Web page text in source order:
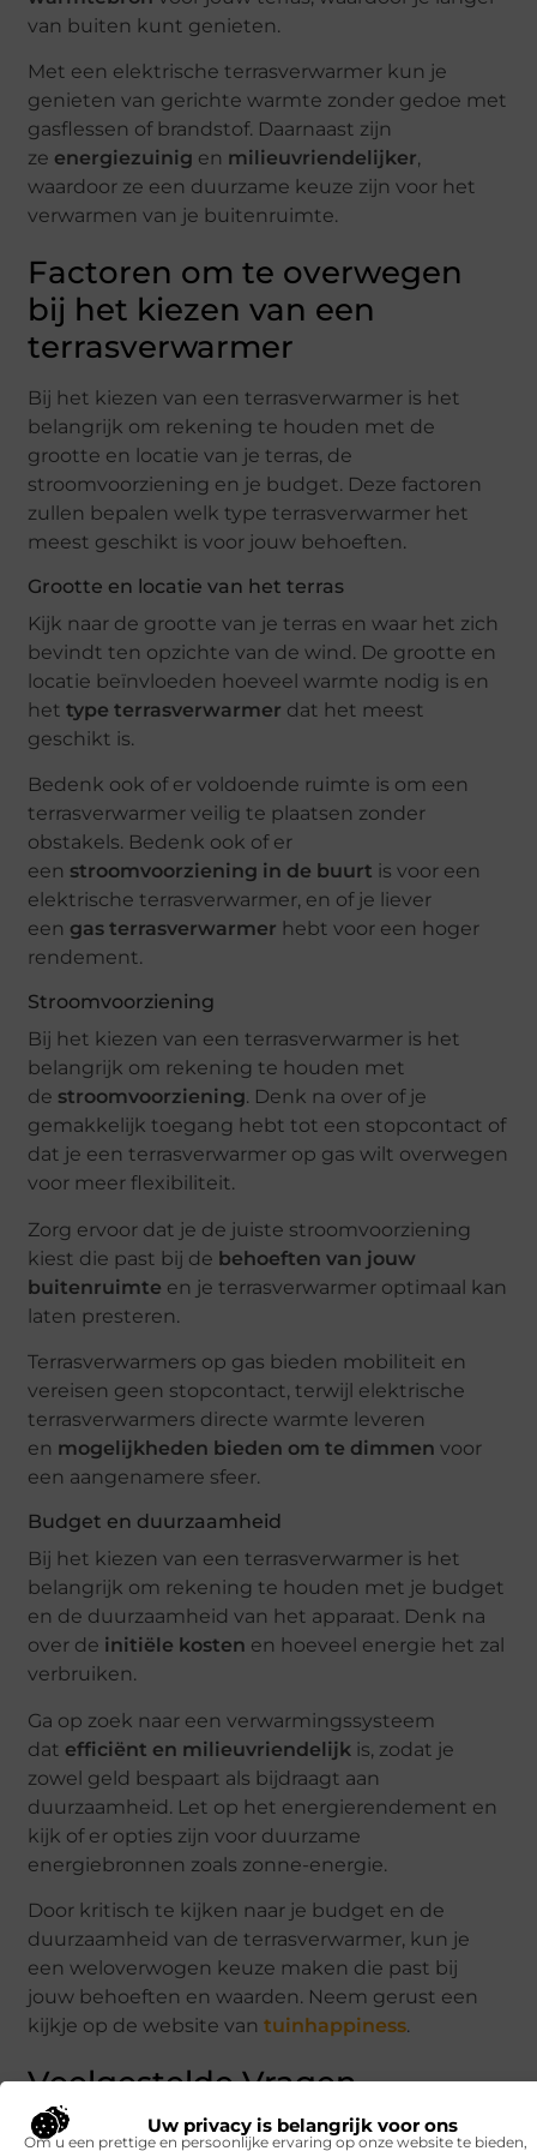
Uw privacy is belangrijk voor ons
Om u een prettige en persoonlijke ervaring op onze website te bieden,
van buiten kunt genieten.
Met een elektrische terrasverwarmer kun je
genieten van gerichte warmte zonder gedoe met
gasflessen of brandstof. Daarnaast zijn
ze energiezuinig en milieuvriendelijker,
waardoor ze een duurzame keuze zijn voor het
verwarmen van je buitenruimte.
Factoren om te overwegen
bij het kiezen van een
terrasverwarmer
Bij het kiezen van een terrasverwarmer is het
belangrijk om rekening te houden met de
grootte en locatie van je terras, de
stroomvoorziening en je budget. Deze factoren
zullen bepalen welk type terrasverwarmer het
meest geschikt is voor jouw behoeften.
Grootte en locatie van het terras
Kijk naar de grootte van je terras en waar het zich
bevindt ten opzichte van de wind. De grootte en
locatie beïnvloeden hoeveel warmte nodig is en
hettype terrasverwarmer dat het meest
geschikt is.
Bedenk ook of er voldoende ruimte is om een
terrasverwarmer veilig te plaatsen zonder
obstakels. Bedenk ook of er
een stroomvoorziening in de buurt is voor een
elektrische terrasverwarmer, en of je liever
een gas terrasverwarmer hebt voor een hoger
rendement.
Stroomvoorziening
Bij het kiezen van een terrasverwarmer is het
belangrijk om rekening te houden met
de stroomvoorziening. Denk na over of je
gemakkelijk toegang hebt tot een stopcontact of
dat je een terrasverwarmer op gas wilt overwegen
voor meer flexibiliteit.
Zorg ervoor dat je de juiste stroomvoorziening
kiest die past bij de behoeften van jouw
buitenruimte en je terrasverwarmer optimaal kan
laten presteren.
Terrasverwarmers op gas bieden mobiliteit en
vereisen geen stopcontact, terwijl elektrische
terrasverwarmers directe warmte leveren
en mogelijkheden bieden om te dimmen voor
een aangenamere sfeer.
Budget en duurzaamheid
Bij het kiezen van een terrasverwarmer is het
belangrijk om rekening te houden met je budget
en de duurzaamheid van het apparaat. Denk na
over de initiële kosten en hoeveel energie het zal
verbruiken.
Ga op zoek naar een verwarmingssysteem
dat efficiënt en milieuvriendelijk is, zodat je
zowel geld bespaart als bijdraagt aan
duurzaamheid. Let op het energierendement en
kijk of er opties zijn voor duurzame
energiebronnen zoals zonne-energie.
Door kritisch te kijken naar je budget en de
duurzaamheid van de terrasverwarmer, kun je
een weloverwogen keuze maken die past bij
jouw behoeften en waarden. Neem gerust een
kijkje op de website vantuinhappiness.
Veelgestelde Vragen
1. Wanneer is het beste moment voor een